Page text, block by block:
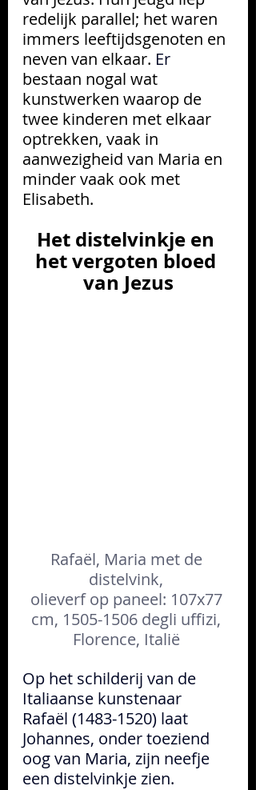
redelijk parallel; het waren
immers leeftijdsgenoten en
neven van elkaar. Er
bestaan nogal wat
kunstwerken waarop de
twee kinderen met elkaar
optrekken, vaak in
aanwezigheid van Maria en
minder vaak ook met
Elisabeth.
Het distelvinkje en
het vergoten bloed
van Jezus
Rafaël, Maria met de
distelvink,
olieverf op paneel: 107x77
cm, 1505-1506 degli uffizi,
Florence, Italië
Op het schilderij van de
Italiaanse kunstenaar
Rafaël (1483-1520) laat
Johannes, onder toeziend
oog van Maria, zijn neefje
een distelvinkje zien.